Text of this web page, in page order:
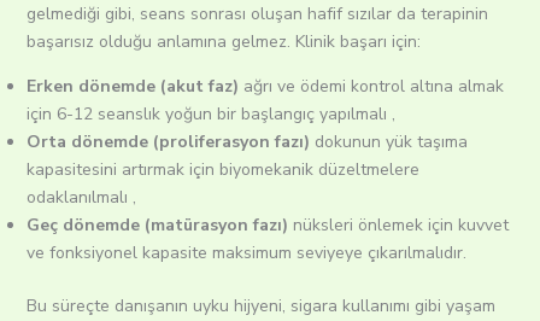
gelmediği gibi, seans sonrası oluşan hafif sızılar da terapinin
başarısız olduğu anlamına gelmez. Klinik başarı için:
Erken dönemde (akut faz) ağrı ve ödemi kontrol altına almak
için 6-12 seanslık yoğun bir başlangıç yapılmalı ,
Orta dönemde (proliferasyon fazı) dokunun yük taşıma
kapasitesini artırmak için biyomekanik düzeltmelere
odaklanılmalı ,
Geç dönemde (matürasyon fazı) nüksleri önlemek için kuvvet
ve fonksiyonel kapasite maksimum seviyeye çıkarılmalıdır.
Bu süreçte danışanın uyku hijyeni, sigara kullanımı gibi yaşam